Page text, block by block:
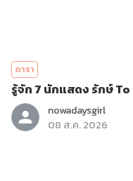
ดารา
รู้จัก 7 นักแสดง รักษ์
nowadaysgirl
08 ส.ค. 2026